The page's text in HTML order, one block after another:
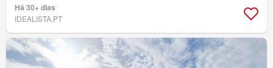
Há 30+ dias
IDEALISTA.PT